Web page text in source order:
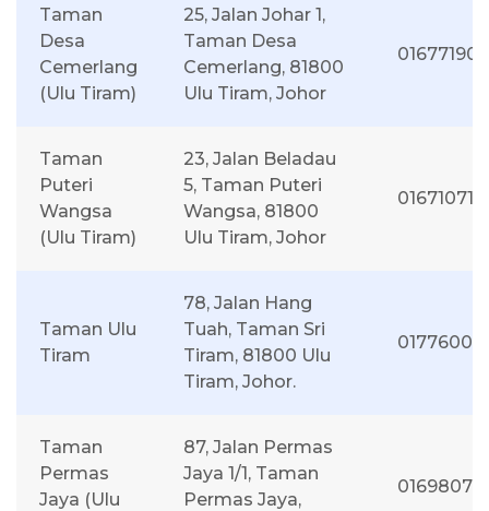
Taman
Desa
Cemerlang
(Ulu Tiram)
25, Jalan Johar 1,
Taman Desa
Cemerlang, 81800
Ulu Tiram, Johor
Taman
Puteri
Wangsa
(Ulu Tiram)
23, Jalan Beladau
5, Taman Puteri
Wangsa, 81800
Ulu Tiram, Johor
Taman Ulu
Tiram
78, Jalan Hang
Tuah, Taman Sri
Tiram, 81800 Ulu
Tiram, Johor.
Taman
Permas
Jaya (Ulu
87, Jalan Permas
Jaya 1/1, Taman
Permas Jaya,